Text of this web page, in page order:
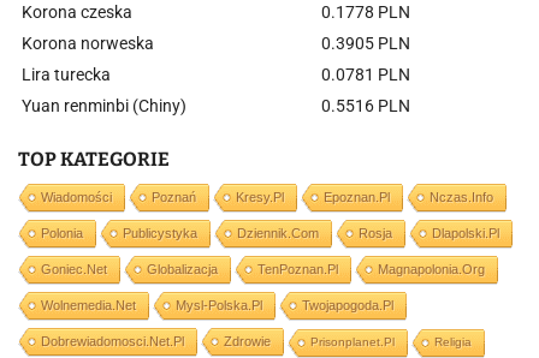
Korona czeska
0.1778 PLN
Korona norweska
0.3905 PLN
Lira turecka
0.0781 PLN
Yuan renminbi (Chiny)
0.5516 PLN
TOP KATEGORIE
Wiadomości Poznań Kresy.pl Epoznan.pl Nczas.info
Polonia Publicystyka Dziennik.com Rosja Dlapolski.pl
Goniec.net Globalizacja TenPoznan.pl Magnapolonia.org
Wolnemedia.net Mysl-Polska.pl Twojapogoda.pl
Dobrewiadomosci.net.pl Zdrowie Prisonplanet.pl Religia